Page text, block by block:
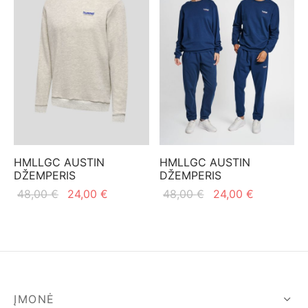
HMLLGC AUSTIN
DŽEMPERIS
48,00€
Original
24,00 €
HMLLGC AUSTIN
DŽEMPERIS
48,00€
Original
24,00 €
ĮMONĖ